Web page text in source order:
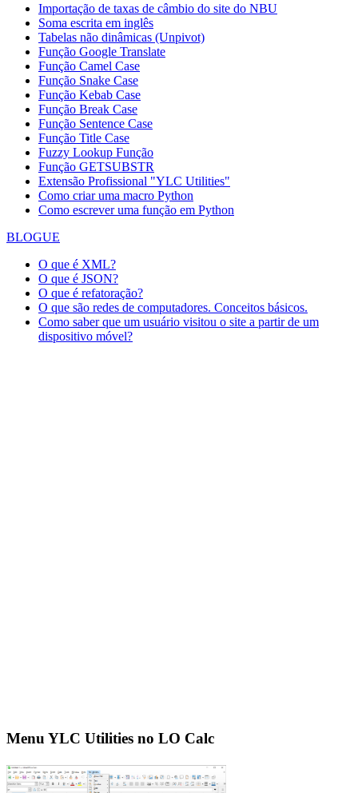
Importação de taxas de câmbio do site do NBU
Soma escrita em inglês
Tabelas não dinâmicas (Unpivot)
Função Google Translate
Função Camel Case
Função Snake Case
Função Kebab Case
Função Break Case
Função Sentence Case
Função Title Case
Fuzzy Lookup Função
Função GETSUBSTR
Extensão Profissional "YLC Utilities"
Como criar uma macro Python
Como escrever uma função em Python
BLOGUE
O que é XML?
O que é JSON?
O que é refatoração?
O que são redes de computadores. Conceitos básicos.
Como saber que um usuário visitou o site a partir de um
dispositivo móvel?
Menu YLC Utilities no LO Calc